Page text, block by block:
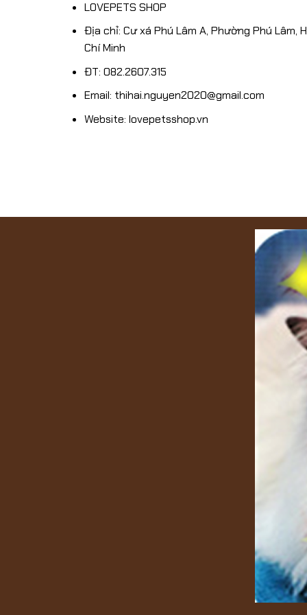
SHOP
1/12/2024
LOVEPETS SHOP
Địa chỉ: Cư xá Phú Lâm A, Phường Phú Lâm,
Chí Minh
ĐT: 082.2607.315
Email: thihai.nguyen2020@gmail.com
Website: lovepetsshop.vn